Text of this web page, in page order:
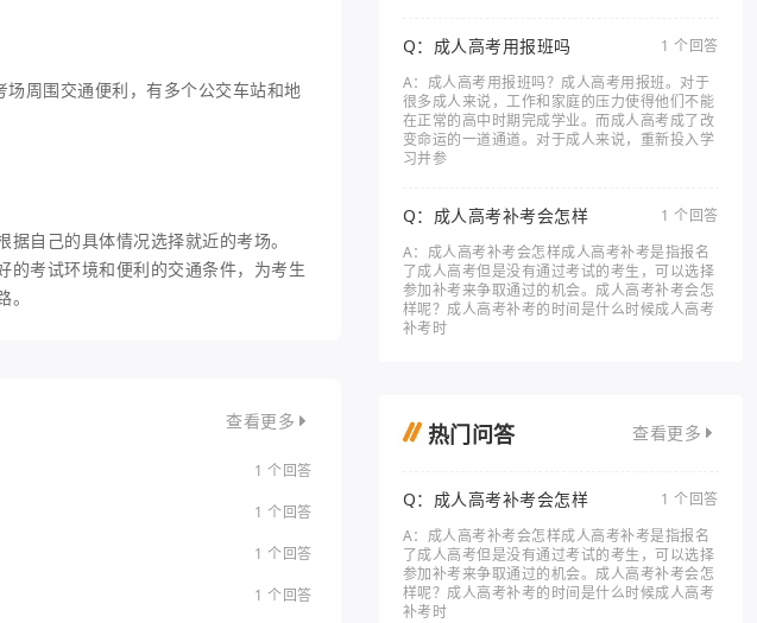
周围交通便利，有多个公交车站和地
自己的具体情况选择就近的考场。
的考试环境和便利的交通条件，为考生
查看更多
1 个回答
1 个回答
1 个回答
1 个回答
Q：成人高考用报班吗
1 个回答
A：成人高考用报班吗？成人高考用报班。对于
很多成人来说，工作和家庭的压力使得他们不能
在正常的高中时期完成学业。而成人高考成了改
变命运的一道通道。对于成人来说，重新投入学
习并参
Q：成人高考补考会怎样
1 个回答
A：成人高考补考会怎样成人高考补考是指报名
了成人高考但是没有通过考试的考生，可以选择
参加补考来争取通过的机会。成人高考补考会怎
样呢？成人高考补考的时间是什么时候成人高考
补考时
热门问答 查看更多
Q：成人高考补考会怎样
1 个回答
A：成人高考补考会怎样成人高考补考是指报名
了成人高考但是没有通过考试的考生，可以选择
参加补考来争取通过的机会。成人高考补考会怎
样呢？成人高考补考的时间是什么时候成人高考
补考时